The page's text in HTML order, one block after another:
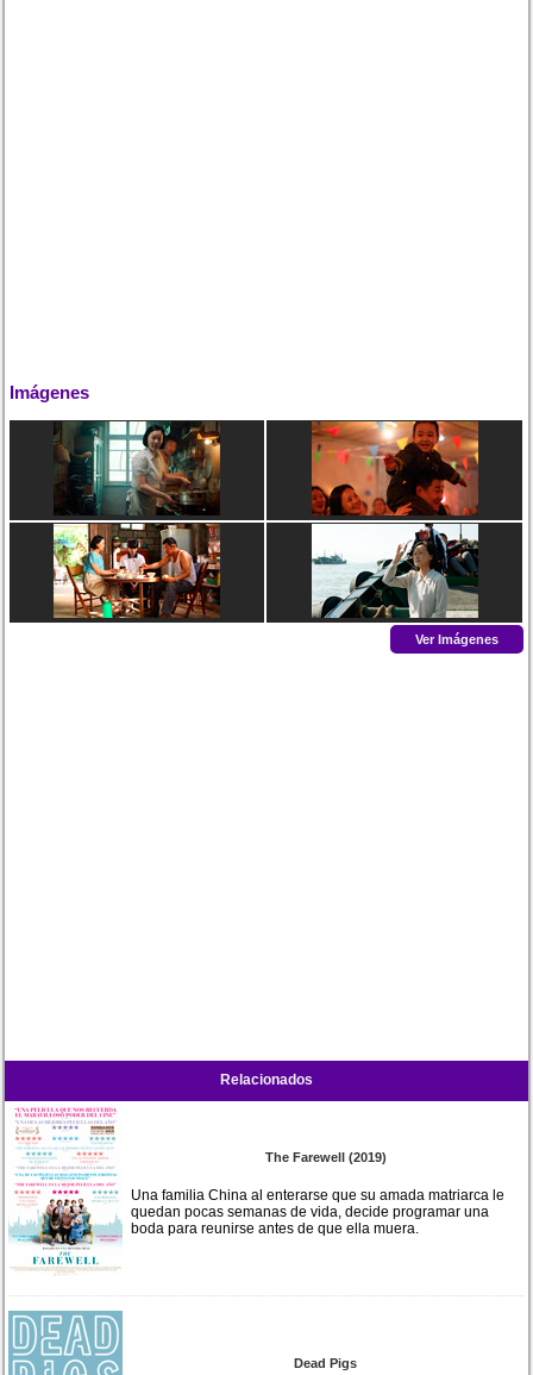
Imágenes
Ver Imágenes
Relacionados
The Farewell (2019)
Una familia China al enterarse que su amada matriarca le
quedan pocas semanas de vida, decide programar una
boda para reunirse antes de que ella muera.
Dead Pigs